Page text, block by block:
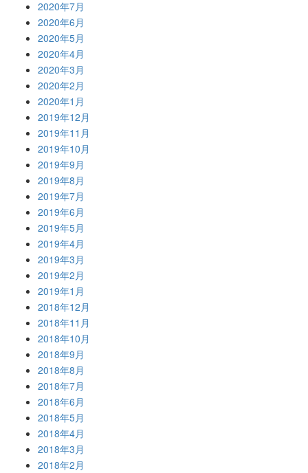
2020年7月
2020年6月
2020年5月
2020年4月
2020年3月
2020年2月
2020年1月
2019年12月
2019年11月
2019年10月
2019年9月
2019年8月
2019年7月
2019年6月
2019年5月
2019年4月
2019年3月
2019年2月
2019年1月
2018年12月
2018年11月
2018年10月
2018年9月
2018年8月
2018年7月
2018年6月
2018年5月
2018年4月
2018年3月
2018年2月